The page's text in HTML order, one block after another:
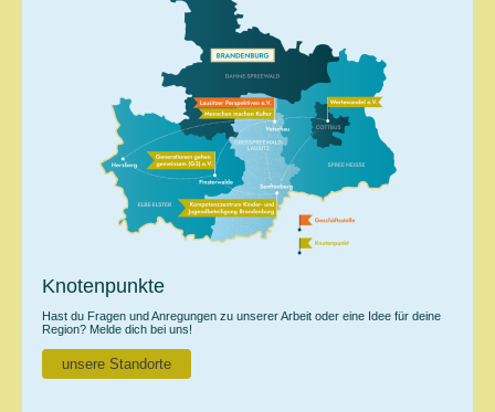
Knotenpunkte
Hast du Fragen und Anregungen zu unserer Arbeit oder eine Idee für deine
Region? Melde dich bei uns!
unsere Standorte